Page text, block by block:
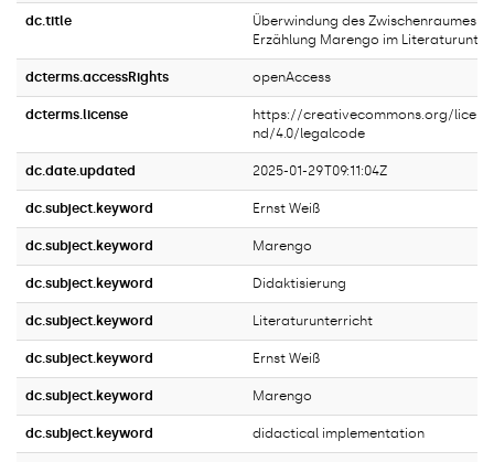
dc.title
Überwindung des Zwischenraumes:
Erzählung Marengo im
dcterms.accessRights openAccess
dcterms.license
https://creativecommons.org/
nd/4.0/legalcode
dc.date.updated 2025-01-29T09:11:04Z
dc.subject.keyword Ernst Weiß
dc.subject.keyword Marengo
dc.subject.keyword Didaktisierung
dc.subject.keyword Literaturunterricht
dc.subject.keyword Ernst Weiß
dc.subject.keyword Marengo
dc.subject.keyword didactical implementation